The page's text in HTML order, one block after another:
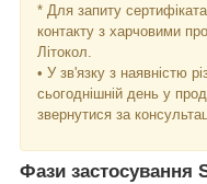
* Для запиту
контакту з харчовими
Літокол.
• У зв'язку з наявністю
сьогоднішній день у
звернутися за
Фази застосування